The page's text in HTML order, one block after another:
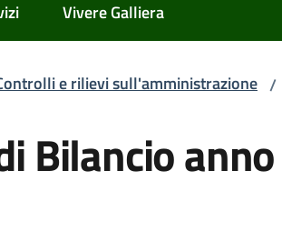
Vivere Galliera
e rilievi sull'amministrazione /
Bilancio